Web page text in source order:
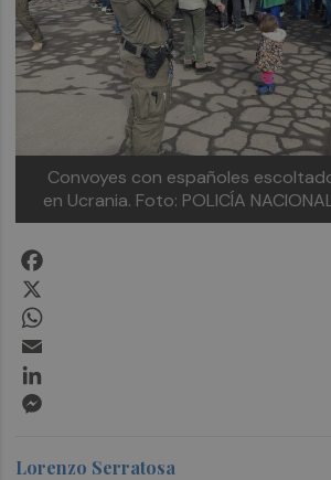
Convoyes con españoles
en Ucrania. Foto: POLICÍA
Lorenzo Serratosa